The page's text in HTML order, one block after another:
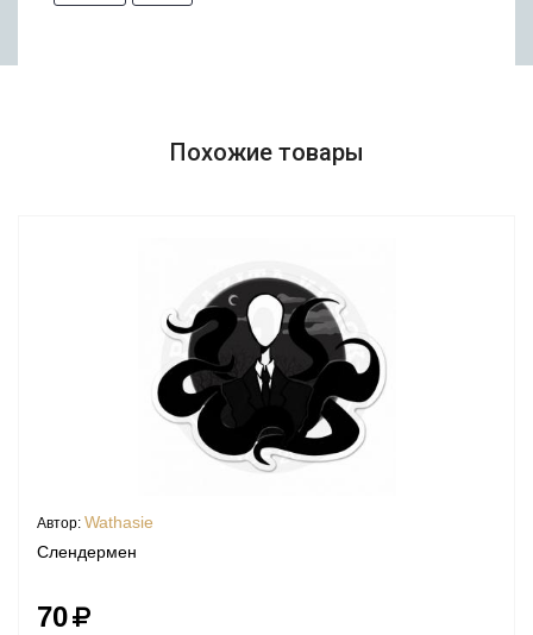
Похожие товары
Автор: Wathasie
Слендермен
70